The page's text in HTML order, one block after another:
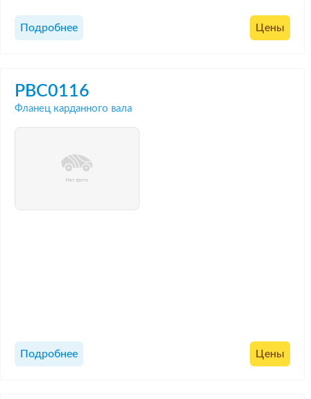
Подробнее Цены
PBC0116
Фланец карданного вала
Подробнее Цены